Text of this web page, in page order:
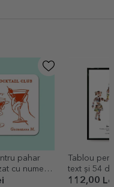
pahar
cu nume -
club
Tablou
text și 54
Tata, 2 fete
112,00